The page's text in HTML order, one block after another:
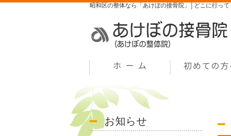
昭和区の整体なら「あけぼの接骨院」│どこに行っ
お知らせ